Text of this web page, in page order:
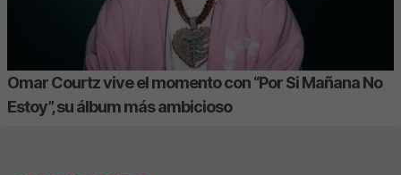
Omar Courtz vive el momento con “Por Si Mañana No
Estoy”, su álbum más ambicioso